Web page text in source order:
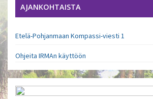
AJANKOHTAISTA
Etelä-Pohjanmaan Kompassi-viesti 1
Ohjeita IRMAn käyttöön